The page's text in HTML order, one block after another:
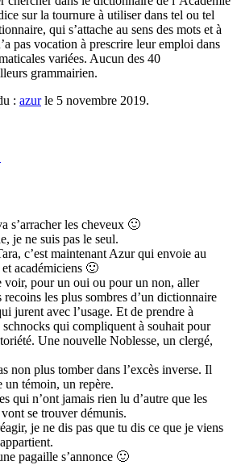
sur la tournure à utiliser dans tel ou tel
qui s’attache au sens des mots et à
pas vocation à prescrire leur emploi dans
variées. Aucun des 40
grammairien.
: azurle 5 novembre 2019.
s’arracher les cheveux 🙂
je ne suis pas le seul.
c’est maintenant Azur qui envoie au
académiciens 🙂
voir, pour un oui ou pour un non, aller
recoins les plus sombres d’un dictionnaire
jurent avec l’usage. Et de prendre à
qui compliquent à souhait pour
Une nouvelle Noblesse, un clergé,
non plus tomber dans l’excès inverse. Il
un témoin, un repère.
qui n’ont jamais rien lu d’autre que les
se trouver démunis.
je ne dis pas que tu dis ce que je viens
pagaille s’annonce 🙂